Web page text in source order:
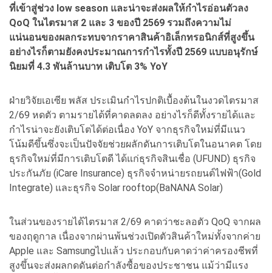
ที่เข้าสู่ช่วง low season และน่าจะส่งผลให้กำไรอ่อนตัวลง
QoQ ในไตรมาส 2 และ 3 ของปี 2569 รวมถึงความไม่
แน่นอนของผลกระทบจากราคาสินค้าอิเล็กทรอนิกส์ที่สูงขึ้น
อย่างไรก็ตามยังคงประมาณการกำไรทั้งปี 2569 แบบอนุรักษ์
นิยมที่ 4.3 พันล้านบาท เติบโต 3% YoY
ฝ่ายวิจัยเอเซีย พลัส ประเมินกำไรปกติเบื้องต้นในงวดไตรมาส
2/69 หดตัว ตามรายได้ที่คาดลดลง อย่างไรก็ดีทั้งรายได้และ
กำไรน่าจะยังเติบโตได้ต่อเนื่อง YoY จากธุรกิจใหม่ที่มีแนว
โน้มดีขึ้นซึ่งจะเป็นปัจจัยช่วยผลักดันการเติบโตในอนาคต โดย
ธุรกิจใหม่ที่มีการเติบโตดี ได้แก่ธุรกิจสินเชื่อ (UFUND) ธุรกิจ
ประกันภัย (iCare Insurance) ธุรกิจจำหน่ายรถยนต์ไฟฟ้า(Gold
Integrate) และธุรกิจ Solar rooftop(BaNANA Solar)
ในส่วนของรายได้ไตรมาส 2/69 คาดว่าชะลอตัว QoQ จากผล
ของฤดูกาล เนื่องจากผ่านพ้นช่วงเปิดตัวสินค้าใหม่ทั้งจากค่าย
Apple และ Samsungไปแล้ว ประกอบกับคาดว่าค่าครองชีพที่
สูงขึ้นจะส่งผลกดดันต่อกำลังซื้อของประชาชน แม้ว่ามีแรง